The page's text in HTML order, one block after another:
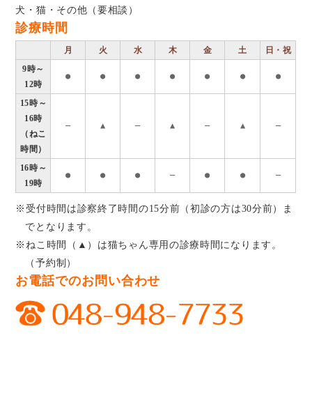
犬・猫・その他（要相談）
診療時間
月 火 水 木 金 土
日・祝
9時～
12時
● ● ● ● ● ● ●
15時～
16時
（ねこ
時間）
― ▲ ― ▲ ― ▲ ―
16時～
19時
● ● ● ― ● ● ―
※受付時間は診察終了時間の15分前（初診の方は30分前）ま
でとなります。
※ねこ時間（▲）は猫ちゃん専用の診療時間になります。
（予約制）
お電話でのお問い合わせ